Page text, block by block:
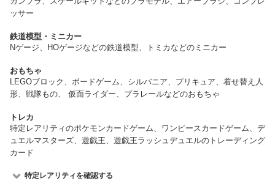
ッサー
鉄道模型・ミニカー
Nゲージ、HOゲージなどの鉄道模型、トミカなどのミニカー
おもちゃ
LEGOブロック、ボードゲーム、シルバニア、プリキュア、着せ替え人
形、戦隊もの、 仮面ライダー、プラレールなどのおもちゃ
トレカ
特定レアリティのポケモンカードゲーム、ワンピースカードゲーム、デ
ュエルマスターズ、遊戯王、遊戯王ラッシュデュエルのトレーディング
カード
特定レアリティを確認する